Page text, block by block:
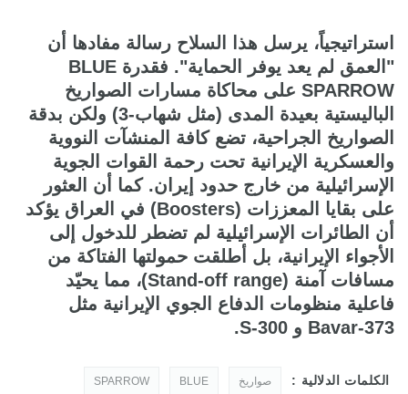
استراتيجياً، يرسل هذا السلاح رسالة مفادها أن
"العمق لم يعد يوفر الحماية". فقدرة BLUE
SPARROW على محاكاة مسارات الصواريخ
الباليستية بعيدة المدى (مثل شهاب-3) ولكن بدقة
الصواريخ الجراحية، تضع كافة المنشآت النووية
والعسكرية الإيرانية تحت رحمة القوات الجوية
الإسرائيلية من خارج حدود إيران. كما أن العثور
على بقايا المعززات (Boosters) في العراق يؤكد
أن الطائرات الإسرائيلية لم تضطر للدخول إلى
الأجواء الإيرانية، بل أطلقت حمولتها الفتاكة من
مسافات آمنة (Stand-off range)، مما يحيّد
فاعلية منظومات الدفاع الجوي الإيرانية مثل
Bavar-373 و S-300.
الكلمات الدلالية : صواريخ BLUE
SPARROW